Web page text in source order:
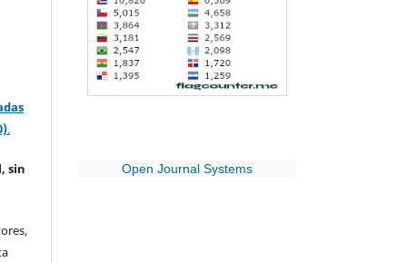
.
sin
Open Journal Systems